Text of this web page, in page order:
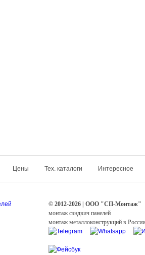
Цены Тех. каталоги Интересное
© 2012-2026 | ООО "СП-Монтаж"
монтаж сэндвич панелей
монтаж металлоконструкций в России